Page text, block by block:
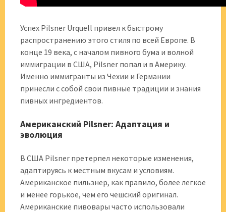
Успех Pilsner Urquell привел к быстрому
распространению этого стиля по всей Европе. В
конце 19 века, с началом пивного бума и волной
иммиграции в США, Pilsner попал и в Америку.
Именно иммигранты из Чехии и Германии
принесли с собой свои пивные традиции и знания
пивных ингредиентов.
Американский Pilsner: Адаптация и
эволюция
В США Pilsner претерпел некоторые изменения,
адаптируясь к местным вкусам и условиям.
Американское пильзнер, как правило, более легкое
и менее горькое, чем его чешский оригинал.
Американские пивовары часто использовали